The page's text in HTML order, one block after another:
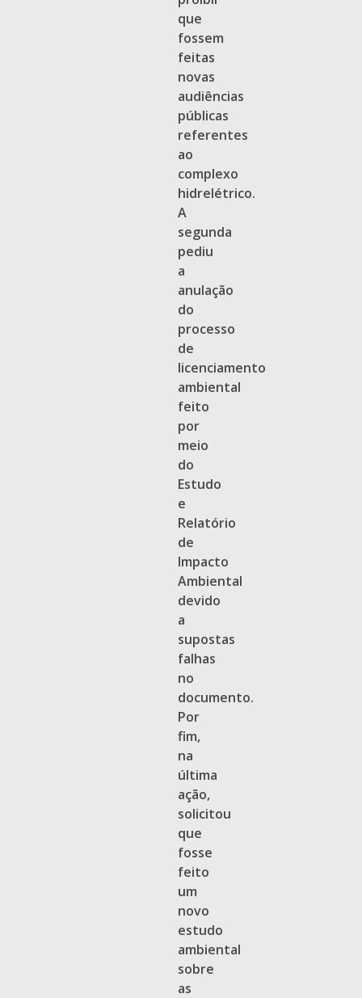
que
fossem
feitas
novas
audiências
públicas
referentes
ao
complexo
hidrelétrico.
A
segunda
pediu
a
anulação
do
processo
de
licenciamento
ambiental
feito
por
meio
do
Estudo
e
Relatório
de
Impacto
Ambiental
devido
a
supostas
falhas
no
documento.
Por
fim,
na
última
ação,
solicitou
que
fosse
feito
um
novo
estudo
ambiental
sobre
as